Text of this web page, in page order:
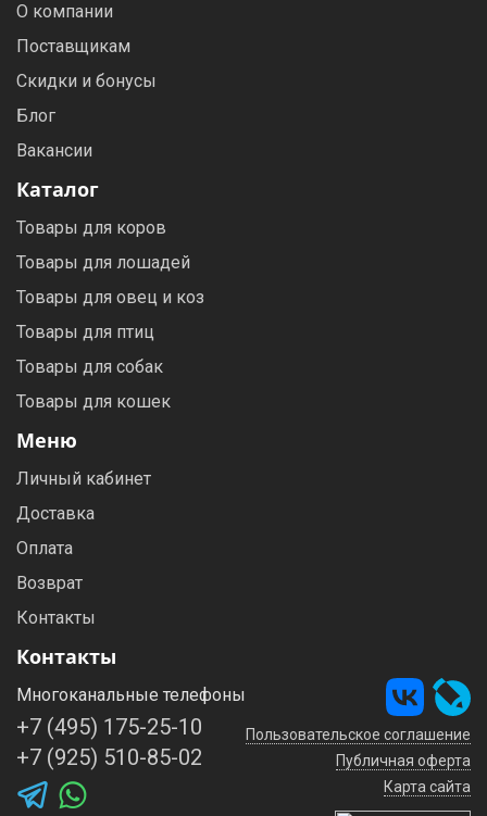
О компании
Поставщикам
Скидки и бонусы
Блог
Вакансии
Каталог
Товары для коров
Товары для лошадей
Товары для овец и коз
Товары для птиц
Товары для собак
Товары для кошек
Меню
Личный кабинет
Доставка
Оплата
Возврат
Контакты
Контакты
Многоканальные телефоны
+7 (495) 175-25-10
+7 (925) 510-85-02
Пользовательское соглашение
Публичная оферта
Карта сайта